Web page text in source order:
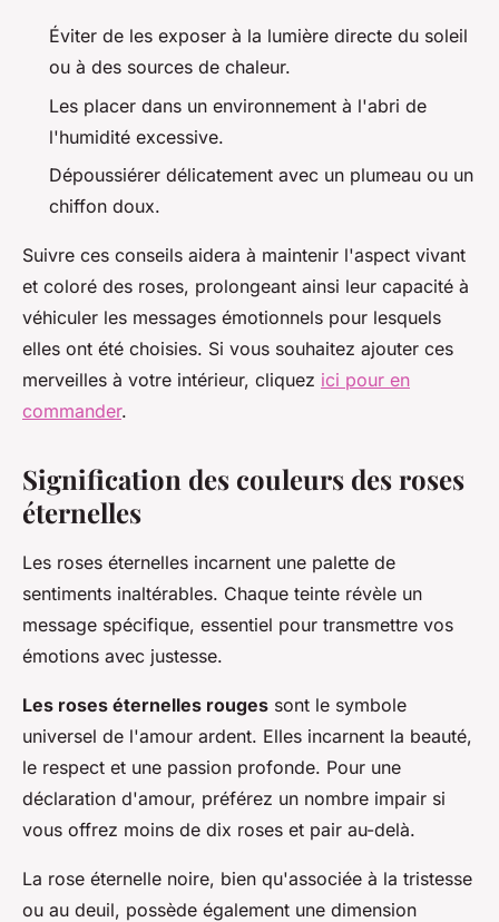
Éviter de les exposer à la lumière directe du soleil
ou à des sources de chaleur.
Les placer dans un environnement à l'abri de
l'humidité excessive.
Dépoussiérer délicatement avec un plumeau ou un
chiffon doux.
Suivre ces conseils aidera à maintenir l'aspect vivant
et coloré des roses, prolongeant ainsi leur capacité à
véhiculer les messages émotionnels pour lesquels
elles ont été choisies. Si vous souhaitez ajouter ces
merveilles à votre intérieur, cliquez ici pour en
commander.
Signification des couleurs des roses
éternelles
Les roses éternelles incarnent une palette de
sentiments inaltérables. Chaque teinte révèle un
message spécifique, essentiel pour transmettre vos
émotions avec justesse.
Les roses éternelles rouges sont le symbole
universel de l'amour ardent. Elles incarnent la beauté,
le respect et une passion profonde. Pour une
déclaration d'amour, préférez un nombre impair si
vous offrez moins de dix roses et pair au-delà.
La rose éternelle noire, bien qu'associée à la tristesse
ou au deuil, possède également une dimension